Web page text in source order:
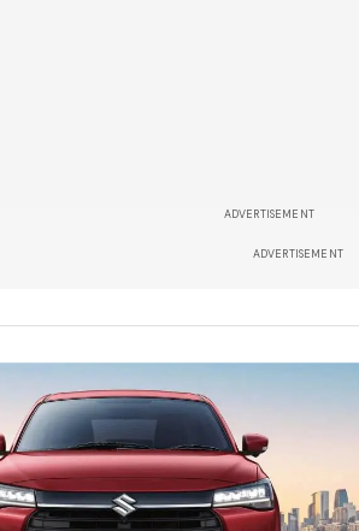
ADVERTISEMENT
ADVERTISEMENT